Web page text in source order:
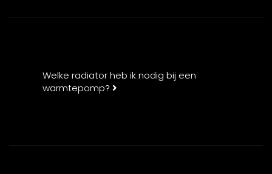
Welke radiator heb ik nodig bij een
warmtepomp?